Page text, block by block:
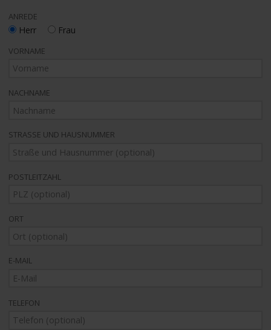
ANREDE
Herr Frau
VORNAME
NACHNAME
STRASSE UND HAUSNUMMER
POSTLEITZAHL
ORT
E-MAIL
TELEFON